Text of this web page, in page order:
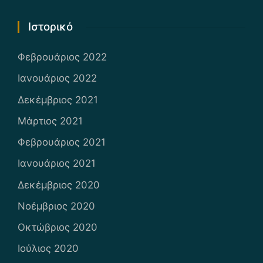
Ιστορικό
Φεβρουάριος 2022
Ιανουάριος 2022
Δεκέμβριος 2021
Μάρτιος 2021
Φεβρουάριος 2021
Ιανουάριος 2021
Δεκέμβριος 2020
Νοέμβριος 2020
Οκτώβριος 2020
Ιούλιος 2020